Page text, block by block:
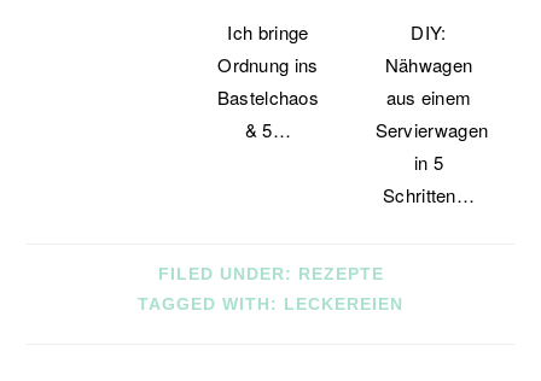
Ich bringe
Ordnung ins
Bastelchaos
& 5…
DIY:
Nähwagen
aus einem
Servierwagen
in 5
Schritten…
FILED UNDER: REZEPTE
TAGGED WITH: LECKEREIEN